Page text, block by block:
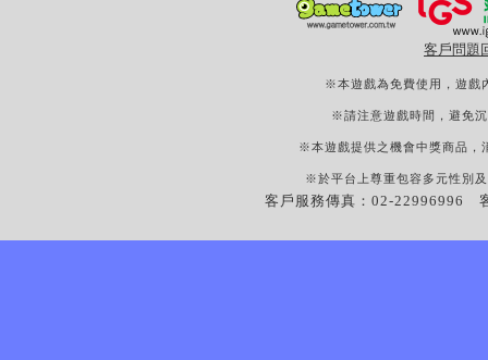
客戶問題
※本遊戲為免費使用，遊戲
※請注意遊戲時間，避免
※本遊戲提供之機會中獎商品，
※於平台上尊重包容多元性別
客戶服務傳真：02-22996996